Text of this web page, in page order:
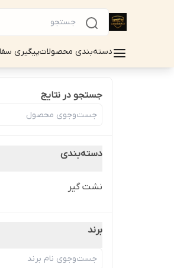
دسته‌بندی محصولاتپیگیری
جستجو در نتایج
دسته‌بندی
نشت گیر
برند